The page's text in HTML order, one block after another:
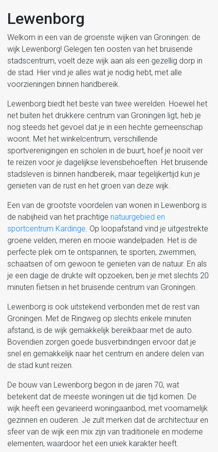
Lewenborg
Welkom in een van de groenste wijken van Groningen: de
wijk Lewenborg! Gelegen ten oosten van het bruisende
stadscentrum, voelt deze wijk aan als een gezellig dorp in
de stad. Hier vind je alles wat je nodig hebt, met alle
voorzieningen binnen handbereik.
Lewenborg biedt het beste van twee werelden. Hoewel het
net buiten het drukkere centrum van Groningen ligt, heb je
nog steeds het gevoel dat je in een hechte gemeenschap
woont. Met het winkelcentrum, verschillende
sportverenigingen en scholen in de buurt, hoef je nooit ver
te reizen voor je dagelijkse levensbehoeften. Het bruisende
stadsleven is binnen handbereik, maar tegelijkertijd kun je
genieten van de rust en het groen van deze wijk.
Een van de grootste voordelen van wonen in Lewenborg is
de nabijheid van het prachtige natuurgebied en
sportcentrum Kardinge. Op loopafstand vind je uitgestrekte
groene velden, meren en mooie wandelpaden. Het is de
perfecte plek om te ontspannen, te sporten, zwemmen,
schaatsen of om gewoon te genieten van de natuur. En als
je een dagje de drukte wilt opzoeken, ben je met slechts 20
minuten fietsen in het bruisende centrum van Groningen.
Lewenborg is ook uitstekend verbonden met de rest van
Groningen. Met de Ringweg op slechts enkele minuten
afstand, is de wijk gemakkelijk bereikbaar met de auto.
Bovendien zorgen goede busverbindingen ervoor dat je
snel en gemakkelijk naar het centrum en andere delen van
de stad kunt reizen.
De bouw van Lewenborg begon in de jaren 70, wat
betekent dat de meeste woningen uit die tijd komen. De
wijk heeft een gevarieerd woningaanbod, met voornamelijk
gezinnen en ouderen. Je zult merken dat de architectuur en
sfeer van de wijk een mix zijn van traditionele en moderne
elementen, waardoor het een uniek karakter heeft.